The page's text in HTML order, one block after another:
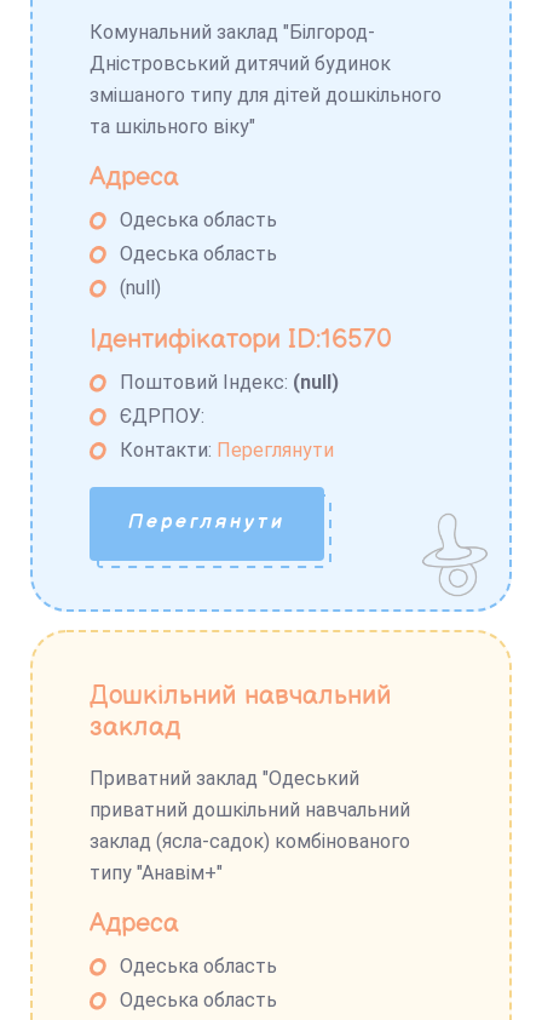
Комунальний заклад "Білгород-
Дністровський дитячий будинок
змішаного типу для дітей дошкільного
та шкільного віку"
Адреса
Одеська область
Одеська область
(null)
Ідентифікатори ID:16570
Поштовий Індекс: (null)
ЄДРПОУ:
Контакти: Переглянути
Переглянути
Дошкільний навчальний
заклад
Приватний заклад "Одеський
приватний дошкільний навчальний
заклад (ясла-садок) комбінованого
типу "Анавім+"
Адреса
Одеська область
Одеська область